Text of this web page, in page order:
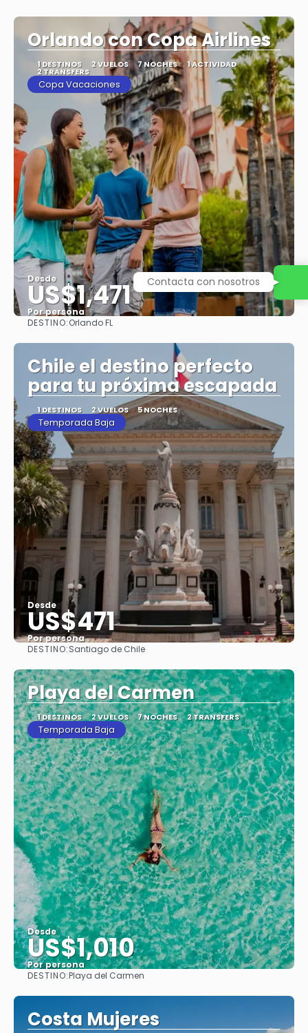
Orlando con Copa Airlines
1 DESTINOS 2 VUELOS 7 NOCHES 1 ACTIVIDAD
2 TRANSFERS
Copa Vacaciones
Desde
US$1,471
Por persona
DESTINO:Orlando FL
Chile el destino perfecto
para tu próxima escapada
1 DESTINOS 2 VUELOS 5 NOCHES
Temporada Baja
Desde
US$471
Por persona
DESTINO:Santiago de Chile
Playa del Carmen
1 DESTINOS 2 VUELOS 7 NOCHES 2 TRANSFERS
Temporada Baja
Desde
US$1,010
Por persona
DESTINO:Playa del Carmen
Costa Mujeres
Contacta con nosotros